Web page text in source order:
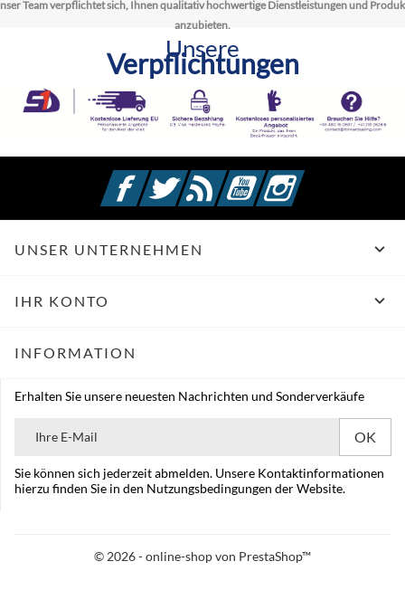
Team verpflichtet sich, Ihnen qualitativ hochwertige Dienstleistungen und
anzubieten.
Unsere
Verpflichtungen
FacebookTwitterRSS YouTubeInstagram
UNSER UNTERNEHMEN 
IHR KONTO 
INFORMATION
Erhalten Sie unsere neuesten Nachrichten und Sonderverkäufe
Sie können sich jederzeit abmelden. Unsere Kontaktinformationen
hierzu finden Sie in den Nutzungsbedingungen der Website.
© 2026 - online-shop von PrestaShop™